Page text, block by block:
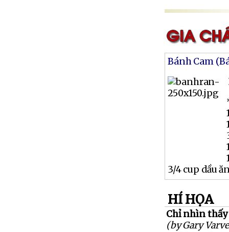
Bánh Cam
3/4 cup dầu
HÍ HỌA
Chỉ nhìn
(by Gary